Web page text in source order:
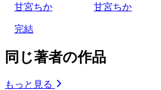
甘宮ちか
完結
甘宮ちか
同じ著者の作品
もっと見る